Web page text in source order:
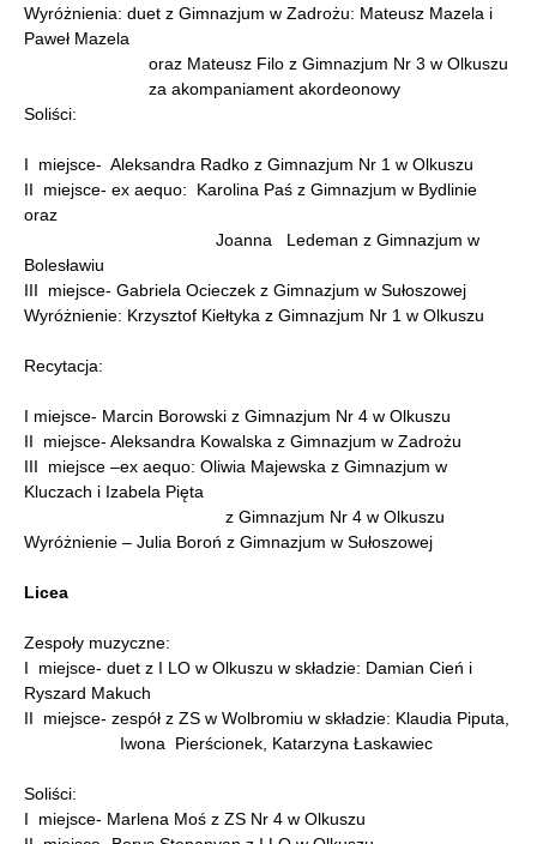
Wyróżnienia: duet z Gimnazjum w Zadrożu: Mateusz Mazela i
Paweł Mazela
oraz Mateusz Filo z Gimnazjum Nr 3 w Olkuszu
za akompaniament akordeonowy
Soliści:
I miejsce- Aleksandra Radko z Gimnazjum Nr 1 w Olkuszu
II miejsce- ex aequo: Karolina Paś z Gimnazjum w Bydlinie
oraz
Joanna Ledeman z Gimnazjum w
Bolesławiu
III miejsce- Gabriela Ocieczek z Gimnazjum w Sułoszowej
Wyróżnienie: Krzysztof Kiełtyka z Gimnazjum Nr 1 w Olkuszu
Recytacja:
I miejsce- Marcin Borowski z Gimnazjum Nr 4 w Olkuszu
II miejsce- Aleksandra Kowalska z Gimnazjum w Zadrożu
III miejsce –ex aequo: Oliwia Majewska z Gimnazjum w
Kluczach i Izabela Pięta
z Gimnazjum Nr 4 w Olkuszu
Wyróżnienie – Julia Boroń z Gimnazjum w Sułoszowej
Licea
Zespoły muzyczne:
I miejsce- duet z I LO w Olkuszu w składzie: Damian Cień i
Ryszard Makuch
II miejsce- zespół z ZS w Wolbromiu w składzie: Klaudia Piputa,
Iwona Pierścionek, Katarzyna Łaskawiec
Soliści:
I miejsce- Marlena Moś z ZS Nr 4 w Olkuszu